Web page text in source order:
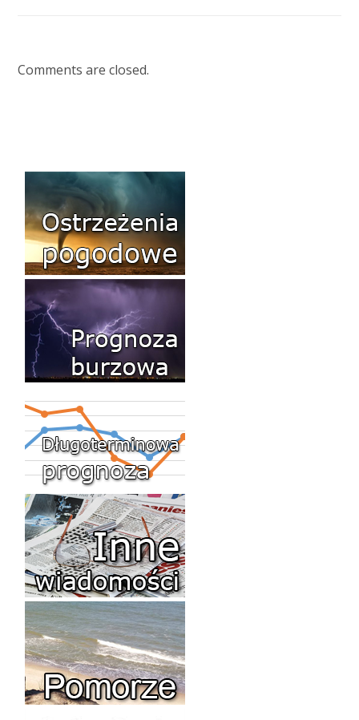
Comments are closed.